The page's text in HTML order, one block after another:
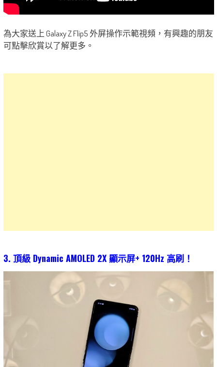
為大家送上 Galaxy Z Flip5 外屏操作示範視頻，有興趣的朋友
可點擊欣賞以了解更多。
3. 頂級 Dynamic AMOLED 2X 顯示屏+ 120Hz 高刷！